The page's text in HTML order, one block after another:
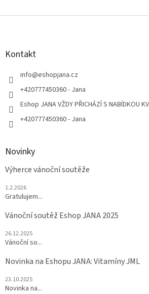
Z
Kontakt
info@eshopjana.cz
+420777450360 - Jana
Eshop JANA VŽDY PŘICHÁZÍ S NABÍDKOU
+420777450360 - Jana
Novinky
Výherce vánoční soutěže
1.2.2026
Gratulujem...
Vánoční soutěž Eshop JANA 2025
26.12.2025
Vánoční so...
Novinka na Eshopu JANA: Vitamíny JML
23.10.2025
Novinka na...